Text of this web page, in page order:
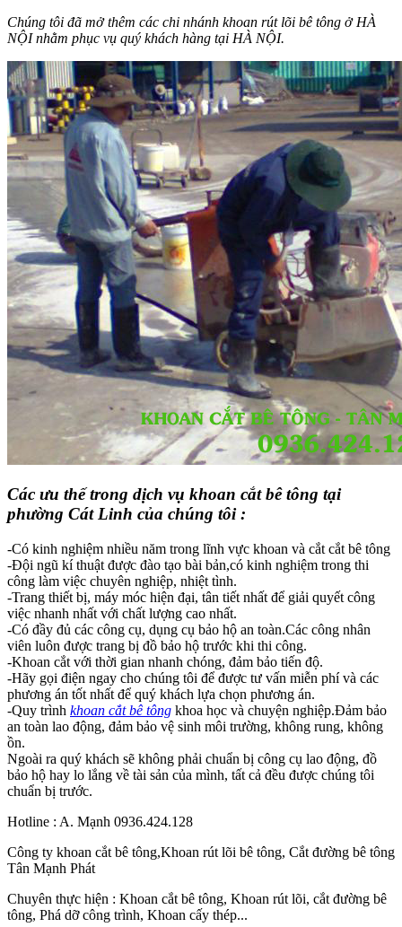
Chúng tôi đã mở thêm các chi nhánh khoan rút lõi bê tông ở HÀ
NỘI nhằm phục vụ quý khách hàng tại HÀ NỘI.
Các ưu thế trong dịch vụ khoan cắt bê tông tại
phường Cát Linh của chúng tôi :
-Có kinh nghiệm nhiều năm trong lĩnh vực khoan và cắt cắt bê tông
-Đội ngũ kí thuật được đào tạo bài bản,có kinh nghiệm trong thi
công làm việc chuyên nghiệp, nhiệt tình.
-Trang thiết bị, máy móc hiện đại, tân tiết nhất để giải quyết công
việc nhanh nhất với chất lượng cao nhất.
-Có đầy đủ các công cụ, dụng cụ bảo hộ an toàn.Các công nhân
viên luôn được trang bị đồ bảo hộ trước khi thi công.
-Khoan cắt với thời gian nhanh chóng, đảm bảo tiến độ.
-Hãy gọi điện ngay cho chúng tôi để được tư vấn miễn phí và các
phương án tốt nhất để quý khách lựa chọn phương án.
-Quy trình khoan cắt bê tông khoa học và chuyện nghiệp.Đảm bảo
an toàn lao động, đảm bảo vệ sinh môi trường, không rung, không
ồn.
Ngoài ra quý khách sẽ không phải chuẩn bị công cụ lao động, đồ
bảo hộ hay lo lắng về tài sản của mình, tất cả đều được chúng tôi
chuẩn bị trước.
Hotline : A. Mạnh 0936.424.128
Công ty khoan cắt bê tông,Khoan rút lõi bê tông, Cắt đường bê tông
Tân Mạnh Phát
Chuyên thực hiện : Khoan cắt bê tông, Khoan rút lõi, cắt đường bê
tông, Phá dỡ công trình, Khoan cấy thép...